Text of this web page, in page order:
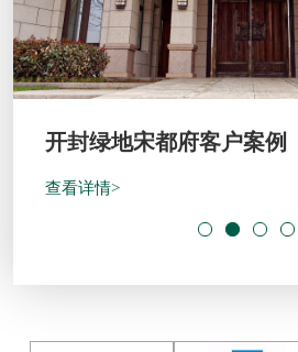
开封绿地宋都府客户案例
查看详情>